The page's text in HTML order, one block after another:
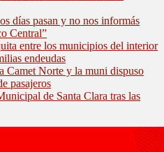
días pasan y no nos informás
Central”
entre los municipios del interior
endeudas
Camet Norte y la muni dispuso
pasajeros
de Santa Clara tras las